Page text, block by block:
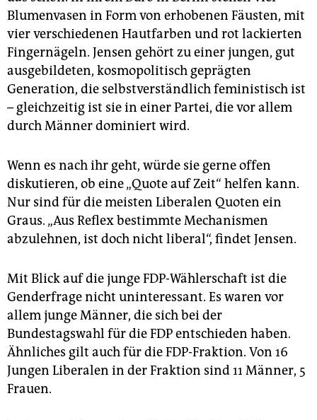
Blumenvasen in Form von erhobenen Fäusten, mit
vier verschiedenen Hautfarben und rot lackierten
Fingernägeln. Jensen gehört zu einer jungen, gut
ausgebildeten, kosmopolitisch geprägten
Generation, die selbstverständlich feministisch ist
– gleichzeitig ist sie in einer Partei, die vor allem
durch Männer dominiert wird.
Wenn es nach ihr geht, würde sie gerne offen
diskutieren, ob eine „Quote auf Zeit“ helfen kann.
Nur sind für die meisten Liberalen Quoten ein
Graus. „Aus Reflex bestimmte Mechanismen
abzulehnen, ist doch nicht liberal“, findet Jensen.
Mit Blick auf die junge FDP-Wählerschaft ist die
Genderfrage nicht uninteressant. Es waren vor
allem junge Männer, die sich bei der
Bundestagswahl für die FDP entschieden haben.
Ähnliches gilt auch für die FDP-Fraktion. Von 16
Jungen Liberalen in der Fraktion sind 11 Männer, 5
Frauen.